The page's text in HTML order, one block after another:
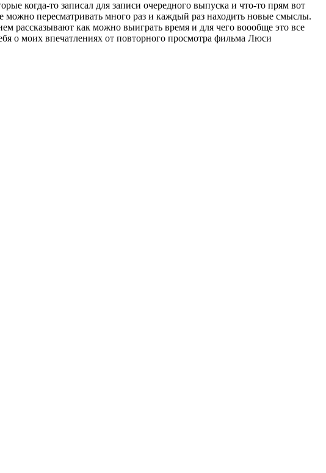
когда-то записал для записи очередного выпуска и что-то прям вот
можно пересматривать много раз и каждый раз находить новые смыслы.
рассказывают как можно выиграть время и для чего воообще это все
о моих впечатлениях от повторного просмотра фильма Люси